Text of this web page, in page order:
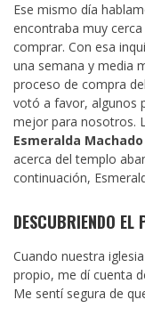
Ese mismo día
encontraba muy
comprar. Con esa
una semana y media
proceso de compra
votó a favor, algunos
mejor para nosotros.
Esmeralda Machado
acerca del templo
continuación,
DESCUBRIENDO EL
Cuando nuestra
propio, me dí cuenta
Me sentí segura de